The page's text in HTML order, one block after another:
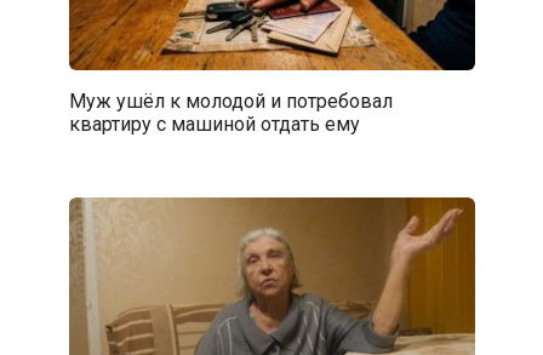
Муж ушёл к молодой и потребовал
квартиру с машиной отдать ему